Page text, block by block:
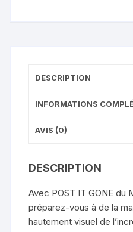
DESCRIPTION
INFORMATIONS
AVIS (0)
DESCRIPTION
Avec POST IT GONE du
préparez-vous à de la
hautement visuel de